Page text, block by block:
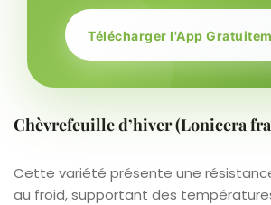
Télécharger l'App
Chèvrefeuille d’hiver (Lonicera
Cette variété présente une
au froid, supportant des